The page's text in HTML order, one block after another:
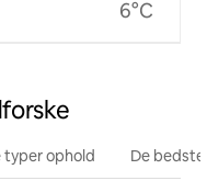
6°C
typer ophold De